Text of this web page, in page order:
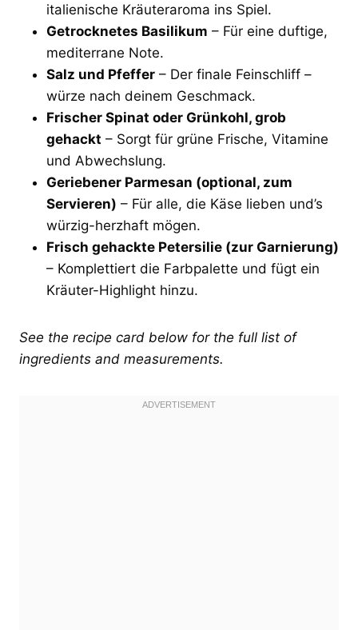
italienische Kräuteraroma ins Spiel.
Getrocknetes Basilikum – Für eine duftige,
mediterrane Note.
Salz und Pfeffer – Der finale Feinschliff –
würze nach deinem Geschmack.
Frischer Spinat oder Grünkohl, grob
gehackt – Sorgt für grüne Frische, Vitamine
und Abwechslung.
Geriebener Parmesan (optional, zum
Servieren) – Für alle, die Käse lieben und’s
würzig-herzhaft mögen.
Frisch gehackte Petersilie (zur Garnierung)
– Komplettiert die Farbpalette und fügt ein
Kräuter-Highlight hinzu.
See the recipe card below for the full list of
ingredients and measurements.